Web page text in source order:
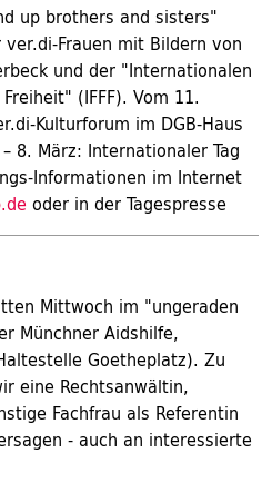
up brothers and sisters"
Frauen mit Bildern von
und der "Internationalen
(IFFF). Vom 11.
Kulturforum im DGB-Haus
8. März: Internationaler Tag
Informationen im Internet
oder in der Tagespresse
Mittwoch im "ungeraden
Münchner Aidshilfe,
Goetheplatz). Zu
eine Rechtsanwältin,
Fachfrau als Referentin
- auch an interessierte